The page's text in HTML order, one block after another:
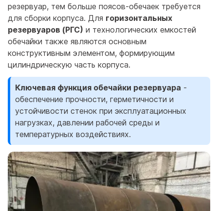
резервуар, тем больше поясов-обечаек требуется
для сборки корпуса. Для горизонтальных
резервуаров (РГС) и технологических емкостей
обечайки также являются основным
конструктивным элементом, формирующим
цилиндрическую часть корпуса.
Ключевая функция обечайки резервуара -
обеспечение прочности, герметичности и
устойчивости стенок при эксплуатационных
нагрузках, давлении рабочей среды и
температурных воздействиях.